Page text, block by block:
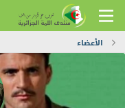
الأعضاء